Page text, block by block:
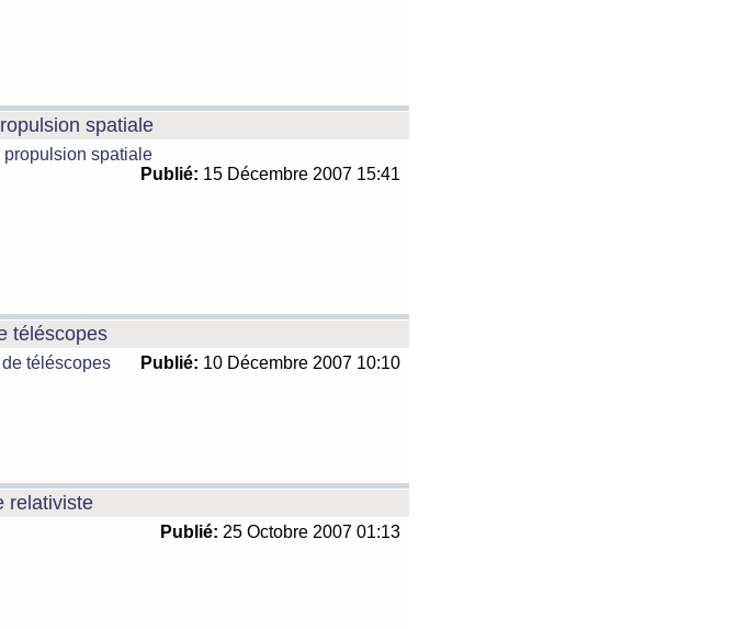
spatiale
propulsion spatiale
Publié: 15 Décembre 2007 15:41
téléscopes
téléscopes Publié: 10 Décembre 2007 10:10
relativiste
Publié: 25 Octobre 2007 01:13